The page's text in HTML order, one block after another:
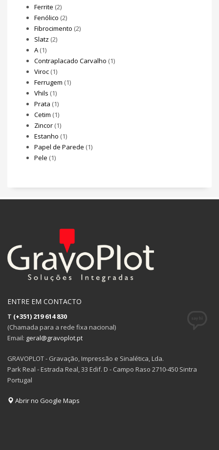
Ferrite (2)
Fenólico (2)
Fibrocimento (2)
Slatz (2)
A (1)
Contraplacado Carvalho (1)
Viroc (1)
Ferrugem (1)
Vhils (1)
Prata (1)
Cetim (1)
Zincor (1)
Estanho (1)
Papel de Parede (1)
Pele (1)
ENTRE EM CONTACTO
T (+351) 219 614 830
(Chamada para a rede fixa nacional)
Email: geral@gravoplot.pt
GRAVOPLOT - Gravação, Impressão e Sinalética, Lda.
Park Real - Estrada Real, 33 Edif. D - Campo Raso 2710-450 Sintra
Portugal
Abrir no Google Maps